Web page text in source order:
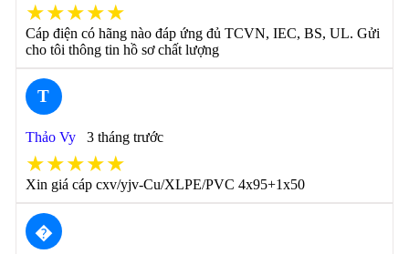
★★★★★
Cáp điện có hãng nào đáp ứng đủ TCVN, IEC, BS, UL. Gửi
cho tôi thông tin hồ sơ chất lượng
T
Thảo Vy 3 tháng trước
★★★★★
Xin giá cáp cxv/yjv-Cu/XLPE/PVC 4x95+1x50
�